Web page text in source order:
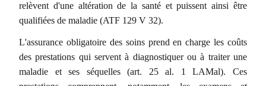
relèvent d'une altération de la santé et puissent ainsi être
qualifiées de maladie (ATF 129 V 32).
L'assurance obligatoire des soins prend en charge les coûts
des prestations qui servent à diagnostiquer ou à traiter une
maladie et ses séquelles (art. 25 al. 1 LAMal). Ces